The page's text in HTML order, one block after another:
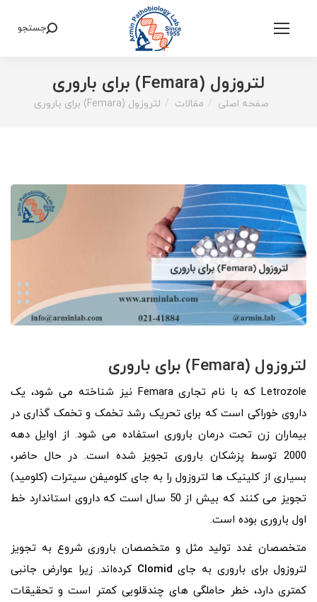
Search:
جستجو
لتروزول (Femara) برای باروری
You are here:
صفحه اصلی مقالات لتروزول (Femara) برای باروری
لتروزول (Femara) برای باروری
Letrozole که با نام تجاری Femara نیز شناخته می شود، یک
داروی خوراکی است که برای تحریک رشد تخمک و تخمک گذاری در
بیماران زن تحت درمان باروری استفاده می شود. از اوایل دهه
2000 توسط پزشکان باروری تجویز شده است. در حال حاضر،
بسیاری از کلینیک ها لتروزول را به جای کلومیفن سیترات (کلومید)
تجویز می کنند که بیش از 50 سال است که داروی استاندارد خط
اول باروری بوده است.
متخصصان غدد تولید مثل و متخصصان باروری شروع به تجویز
لتروزول برای باروری به جای Clomid کرده‌اند. زیرا عوارض جانبی
کمتری دارد، خطر حاملگی‌ های چندقلویی کمتر است و تحقیقات